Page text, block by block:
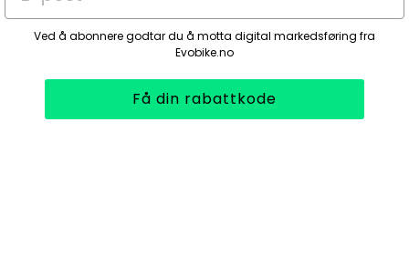
Ved å abonnere godtar du å motta digital markedsføring fra
Evobike.no
Få din rabattkode